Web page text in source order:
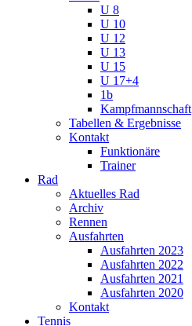
U 8
U 10
U 12
U 13
U 15
U 17+4
1b
Kampfmannschaft
Tabellen & Ergebnisse
Kontakt
Funktionäre
Trainer
Rad
Aktuelles Rad
Archiv
Rennen
Ausfahrten
Ausfahrten 2023
Ausfahrten 2022
Ausfahrten 2021
Ausfahrten 2020
Kontakt
Tennis